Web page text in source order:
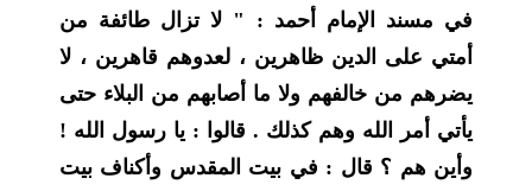
في مسند الإمام أحمد : " لا تزال طائفة من
أمتي على الدين ظاهرين ، لعدوهم قاهرين ، لا
يضرهم من خالفهم ولا ما أصابهم من البلاء حتى
يأتي أمر الله وهم كذلك . قالوا : يا رسول الله !
وأين هم ؟ قال : في بيت المقدس وأكناف بيت